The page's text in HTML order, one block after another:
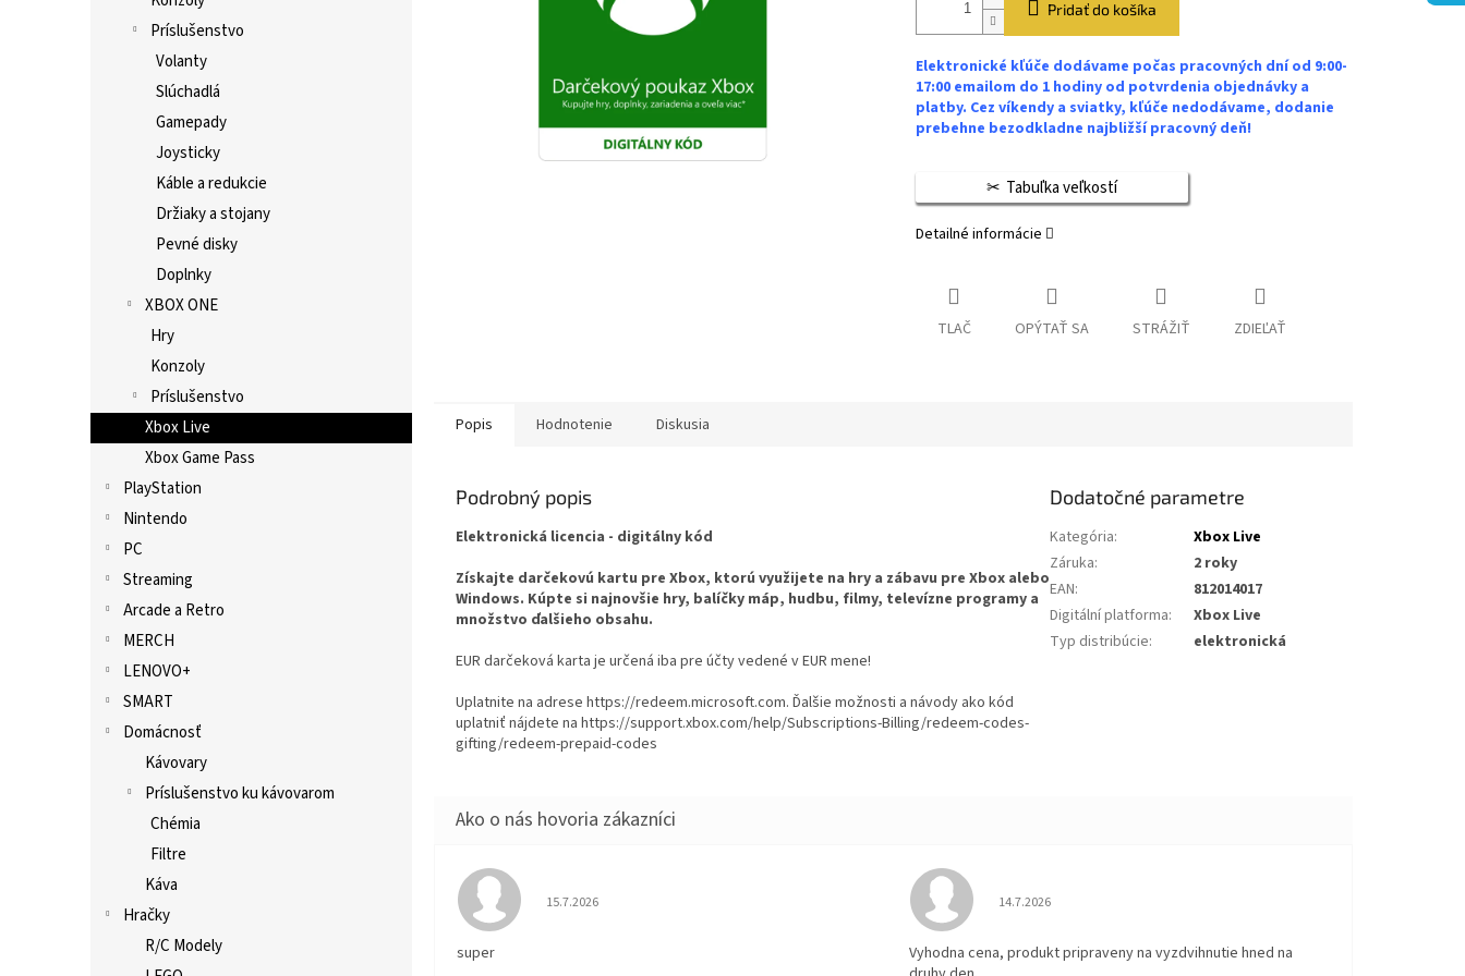
Príslušenstvo
Volanty
Slúchadlá
Gamepady
Joysticky
Káble a redukcie
Držiaky a stojany
Pevné disky
Doplnky
XBOX ONE
Hry
Konzoly
Príslušenstvo
Xbox Live
Xbox Game Pass
PlayStation
Nintendo
PC
Streaming
Arcade a Retro
MERCH
LENOVO+
SMART
Domácnosť
Kávovary
Príslušenstvo ku kávovarom
Chémia
Filtre
Káva
Hračky
R/C Modely
Pridať do košíka
Elektronické kľúče dodávame počas pracovných dní od 9:00-
17:00 emailom do 1 hodiny od potvrdenia objednávky a
platby. Cez víkendy a sviatky, kľúče nedodávame, dodanie
prebehne bezodkladne najbližší pracovný deň!
Tabuľka veľkostí
Detailné informácie
TLAČ OPÝTAŤ SA STRÁŽIŤ ZDIEĽAŤ
Popis Hodnotenie Diskusia
Podrobný popis
Elektronická licencia - digitálny kód
Získajte darčekovú kartu pre Xbox, ktorú využijete na hry a zábavu pre Xbox alebo
Windows. Kúpte si najnovšie hry, balíčky máp, hudbu, filmy, televízne programy a
množstvo ďalšieho obsahu.
EUR darčeková karta je určená iba pre účty vedené v EUR mene!
Uplatnite na adrese https://redeem.microsoft.com. Ďalšie možnosti a návody ako kód
uplatniť nájdete na https://support.xbox.com/help/Subscriptions-Billing/redeem-codes-
gifting/redeem-prepaid-codes
Dodatočné parametre
Kategória:
Xbox Live
Záruka:
2 roky
EAN:
812014017
Digitální platforma:
Xbox Live
Typ distribúcie: elektronická
Hodnotenie obchodu je 5 z 5 hviezdičiek.
15.7.2026
super
Hodnotenie obchodu je 5 z 5 hviezdičiek.
14.7.2026
Vyhodna cena, produkt pripraveny na vyzdvihnutie hned na